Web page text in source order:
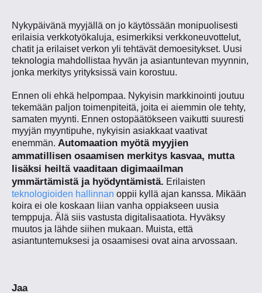
Jaa
Nykypäivänä myyjällä on jo käytössään monipuolisesti
erilaisia verkkotyökaluja, esimerkiksi verkkoneuvottelut,
chatit ja erilaiset verkon yli tehtävät demoesitykset. Uusi
teknologia mahdollistaa hyvän ja asiantuntevan myynnin,
jonka merkitys yrityksissä vain korostuu.
Ennen oli ehkä helpompaa. Nykyisin markkinointi joutuu
tekemään paljon toimenpiteitä, joita ei aiemmin ole tehty,
samaten myynti. Ennen ostopäätökseen vaikutti suuresti
myyjän myyntipuhe, nykyisin asiakkaat vaativat
enemmän. Automaation myötä myyjien
ammatillisen osaamisen merkitys kasvaa, mutta
lisäksi heiltä vaaditaan digimaailman
ymmärtämistä ja hyödyntämistä. Erilaisten
teknologioiden hallinnan oppii kyllä ajan kanssa. Mikään
koira ei ole koskaan liian vanha oppiakseen uusia
temppuja. Älä siis vastusta digitalisaatiota. Hyväksy
muutos ja lähde siihen mukaan. Muista, että
asiantuntemuksesi ja osaamisesi ovat aina arvossaan.